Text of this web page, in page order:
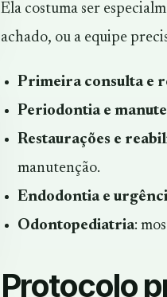
Ela costuma ser
achado, ou a equipe
Primeira consulta e
Periodontia e
Restaurações e
manutenção.
Endodontia e
Odontopediatria:
Protocolo